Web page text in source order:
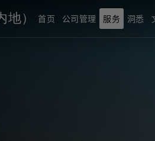
） 首页 公司管理 服务 洞悉